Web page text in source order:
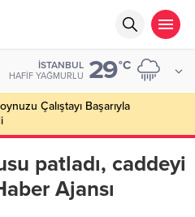
İSTANBUL
HAFIF YAĞMURLU 29°C
Çalıştayı Başarıyla
patladı, caddeyi
Ajansı